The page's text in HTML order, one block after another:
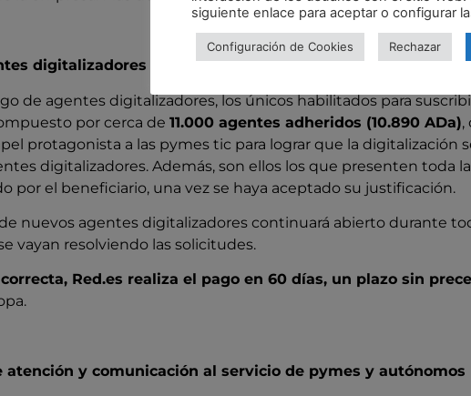
digitalizadores adheridos, el 98% pymes tic, y más de
de agentes digitalizadores, los únicos habilitados para
por cerca de11.000 agentes adheridos (10.890 ADa),
protagonista a las pymes tic para lograr que la
digitalizadores. Además, son ellos los que presenten
por el beneficiario, una vez se haya aceptado su justificación.
nuevos agentes digitalizadores continuará abierto durante
vayan resolviendo las solicitudes.
Red.es realiza el pago en 60 días, un plazo sin
atención y comunicación al servicio de pymes y autónomos
siguiente enlace para aceptar o configurar
Configuración de Cookies Rechazar